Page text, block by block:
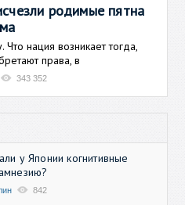
родимые пятна
нация возникает тогда,
права, в
343 352
у Японии когнитивные
842